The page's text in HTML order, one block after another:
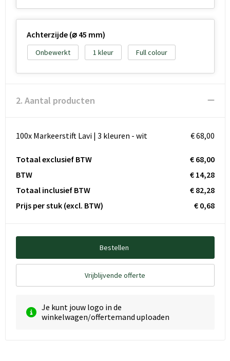
Achterzijde (⌀ 45 mm)
Onbewerkt 1 Full colour
2. Aantal producten
100x Markeerstift Lavi | 3 kleuren - wit € 68,00
Totaal exclusief BTW
€ 68,00
BTW
€ 14,28
Totaal inclusief BTW
€ 82,28
Prijs per stuk (excl. BTW) € 0,68
Bestellen
Vrijblijvende offerte
Je kunt jouw logo in de
winkelwagen/offertemand uploaden